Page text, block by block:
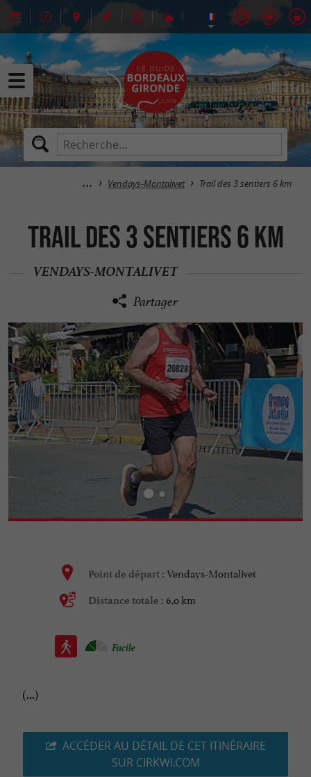
Vendays-Montalivet Trail des 3 sentiers 6 km
Trail des 3 sentiers 6 km
VENDAYS-MONTALIVET
Partager
Point de départ : Vendays-Montalivet
Distance totale : 6,0 km
Facile
(...)
ACCÉDER AU DÉTAIL DE CET ITINÉRAIRE
SUR CIRKWI.COM